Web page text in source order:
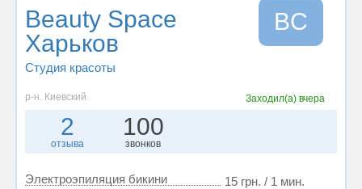
Beauty Space
Харьков
Студия красоты
BС
р-н. Киевский Заходил(а) вчера
2
отзыва
100
звонков
Электроэпиляция бикини 15 грн. / 1 мин.